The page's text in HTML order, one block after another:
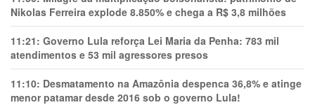
Nikolas Ferreira explode 8.850% e chega a R$ 3,8 milhões
11:21: Governo Lula reforça Lei Maria da Penha: 783 mil
atendimentos e 53 mil agressores presos
11:10: Desmatamento na Amazônia despenca 36,8% e atinge
menor patamar desde 2016 sob o governo Lula!